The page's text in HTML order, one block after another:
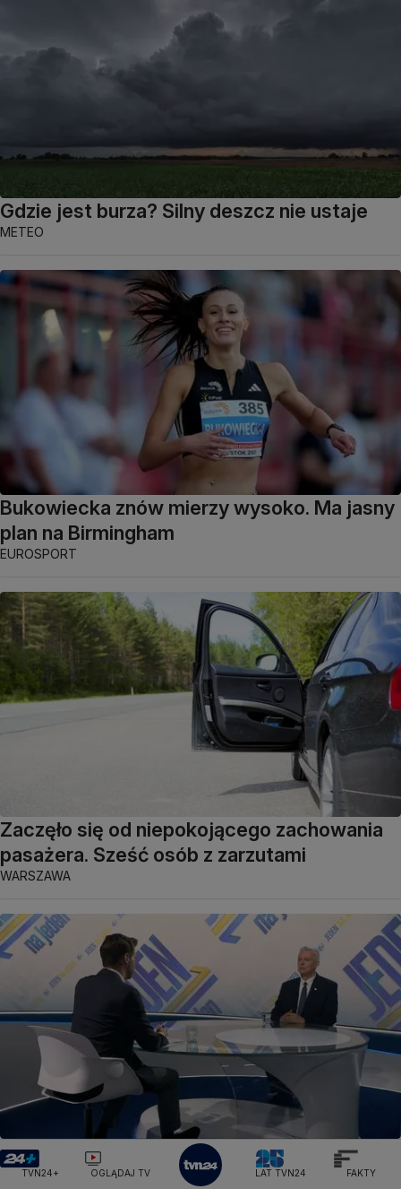
Gdzie jest burza? Silny deszcz nie ustaje
METEO
Bukowiecka znów mierzy wysoko. Ma jasny
plan na Birmingham
EUROSPORT
Zaczęło się od niepokojącego zachowania
pasażera. Sześć osób z zarzutami
WARSZAWA
Siemoniak: spodziewam się w tej sprawie
zmowy milczenia
TVN24+ OGLĄDAJ TV LAT TVN24 FAKTY